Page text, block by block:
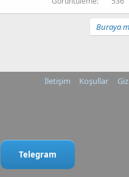
Buraya
İletişim Koşullar
Telegram